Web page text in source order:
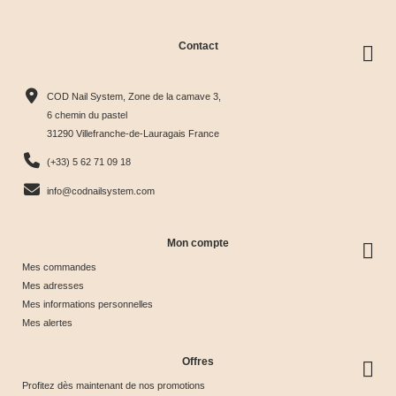
Tips &
nuancier
 
& Tips
Glow &
Collection
Contact
COD Nail System, Zone de la camave 3,
6 chemin du pastel
31290 Villefranche-de-Lauragais France
(+33) 5 62 71 09 18
info@codnailsystem.com
Mon compte
Mes commandes
Mes adresses
Mes informations personnelles
Mes alertes
Offres
Profitez dès maintenant de nos promotions